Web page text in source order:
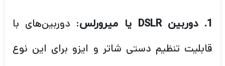
1. دوربین DSLR یا میرورلس
: دوربین‌های با
قابلیت تنظیم دستی شاتر و ایزو برای این نوع